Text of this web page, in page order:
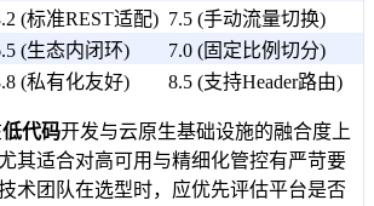
(标准REST适配) 7.5 (手动流量切换)
(生态内闭环)
7.0 (固定比例切分)
(私有化友好) 8.5 (支持Header路由)
低代码开发与云原生基础设施的融合度上
其适合对高可用与精细化管控有严苛要
术团队在选型时，应优先评估平台是否